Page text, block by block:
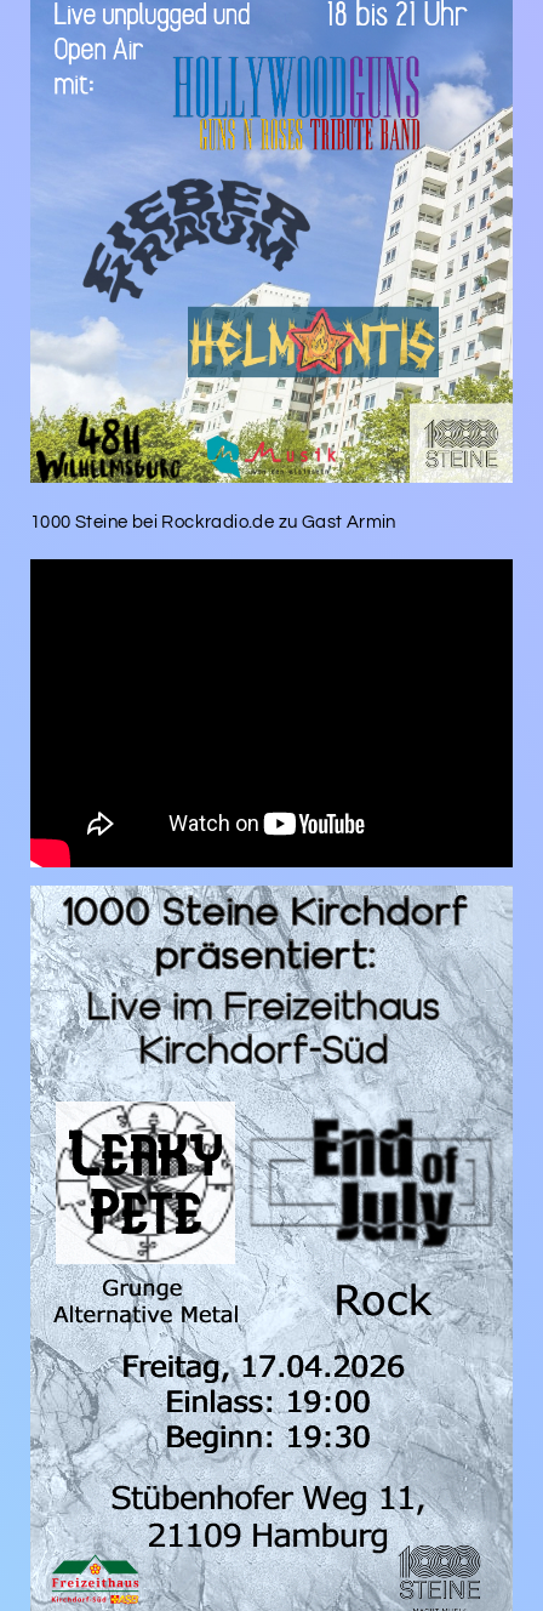
1000 Steine bei Rockradio.de zu Gast Armin